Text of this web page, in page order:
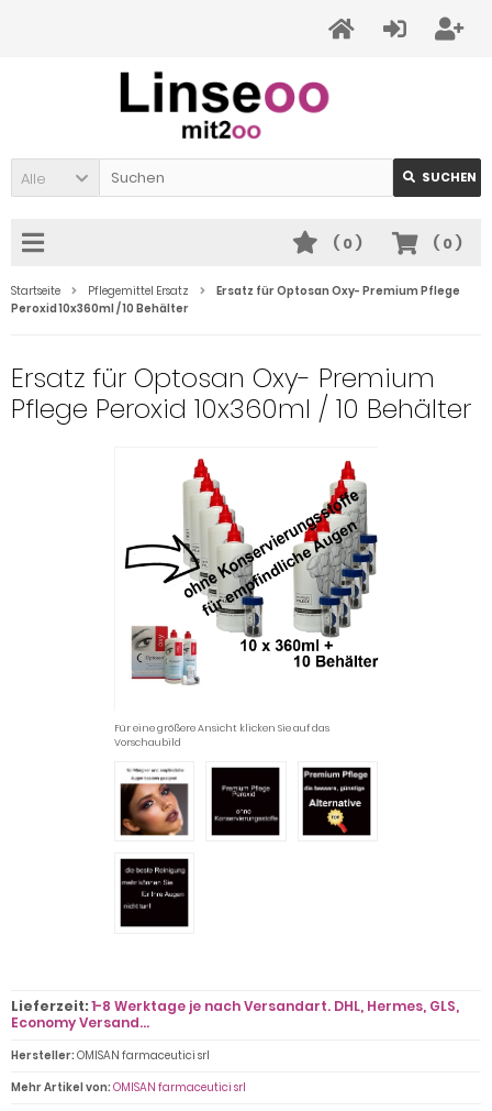
Alle SUCHEN
( 0)
( 0)
Startseite Pflegemittel Ersatz
Ersatz für Optosan Oxy- Premium Pflege
Peroxid 10x360ml / 10 Behälter
Ersatz für Optosan Oxy- Premium
Pflege Peroxid 10x360ml / 10 Behälter
Für eine größere Ansicht klicken Sie auf das
Vorschaubild
Lieferzeit:1-8 Werktage je nach Versandart. DHL, Hermes, GLS,
Economy Versand...
Hersteller: OMISAN farmaceutici srl
Mehr Artikel von: OMISAN farmaceutici srl